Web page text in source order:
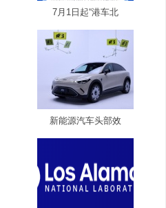
7月1日起“港车北
新能源汽车头部效